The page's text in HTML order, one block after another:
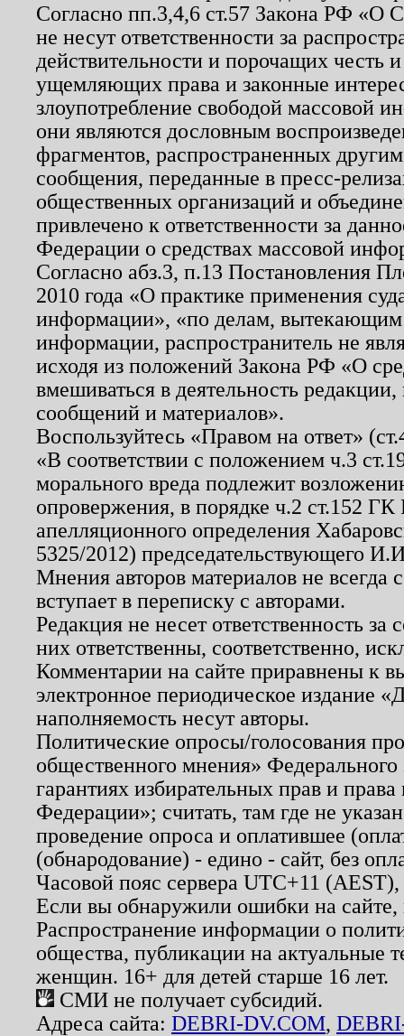
Согласно пп.3,4,6 ст.57 Закона РФ «О
не несут ответственности за
действительности и порочащих честь
ущемляющих права и законные
злоупотребление свободой массовой
они являются дословным
фрагментов, распространенных
сообщения, переданные в пресс-
общественных организаций и
привлечено к ответственности за
Федерации о средствах массовой
Согласно абз.3, п.13 Постановления
2010 года «О практике применения
информации», «по делам, вытекающим
информации, распространитель не
исходя из положений Закона РФ «О
вмешиваться в деятельность
сообщений и материалов».
Воспользуйтесь «Правом на ответ»
«В соответствии с положением ч.3
морального вреда подлежит
опровержения, в порядке ч.2 ст.152
апелляционного определения
5325/2012) председательствующего
Мнения авторов материалов не
вступает в переписку с авторами.
Редакция не несет ответственность
них ответственны, соответственно,
Комментарии на сайте приравнены к
электронное периодическое издание
наполняемость несут авторы.
Политические опросы/голосования
общественного мнения»
гарантиях избирательных прав и
Федерации»; считать, там где не
проведение опроса и оплатившее
(обнародование) - едино - сайт, без
Часовой пояс сервера UTC+11
Если вы обнаружили ошибки на
Распространение информации о
общества, публикации на актуальные
женщин. 16+ для детей старше 16 лет.
СМИ не получает субсидий.
Адреса сайта: DEBRI-DV.COM,